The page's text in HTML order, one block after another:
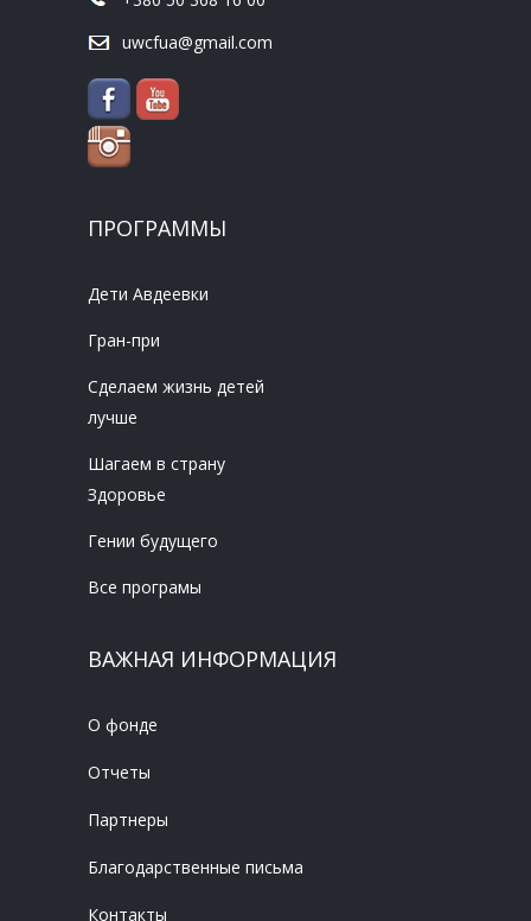
uwcfua@gmail.com
ПРОГРАММЫ
Дети Авдеевки
Гран-при
Сделаем жизнь детей
лучше
Шагаем в страну
Здоровье
Гении будущего
Все програмы
ВАЖНАЯ ИНФОРМАЦИЯ
О фонде
Отчеты
Партнеры
Благодарственные письма
Контакты